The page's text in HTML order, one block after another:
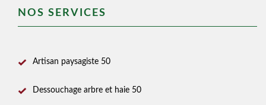
NOS SERVICES
Artisan paysagiste 50
Dessouchage arbre et haie 50